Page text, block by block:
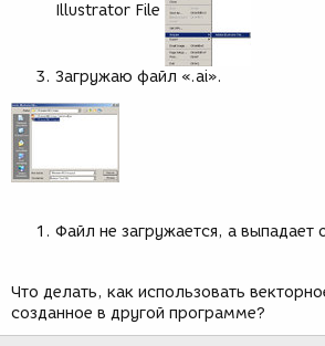
Illustrator File
Загружаю файл «.ai».
Файл не загружается, а выпадает
Что делать, как использовать
созданное в другой программе?